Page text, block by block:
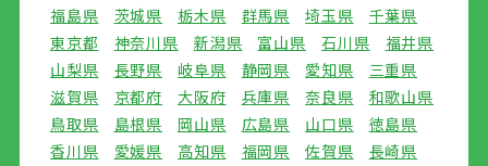
福島県
茨城県 栃木県 群馬県 埼玉県
千葉県
東京都
神奈川県 新潟県 富山県 石川県
福井県
山梨県
長野県 岐阜県 静岡県 愛知県
三重県
滋賀県
京都府 大阪府 兵庫県 奈良県
和歌山県
鳥取県
島根県 岡山県 広島県 山口県
徳島県
香川県
愛媛県 高知県 福岡県 佐賀県
長崎県